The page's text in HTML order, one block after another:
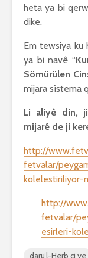
heta ya bi
dike.
Em tewsiya ku
ya bi navê “
Sömürülen
mijara sîstema
Li aliyê din,
mijarê de ji
http://
fetvalar/
kolelestiriliyor-
http://
fetvalar/
esirleri-
daru’l-Herb çi ye